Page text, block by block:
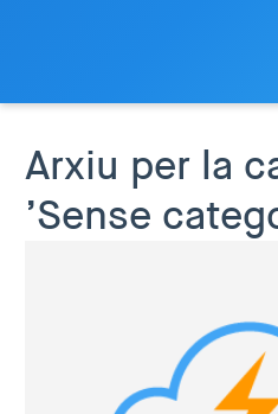
Arxiu per la
’Sense